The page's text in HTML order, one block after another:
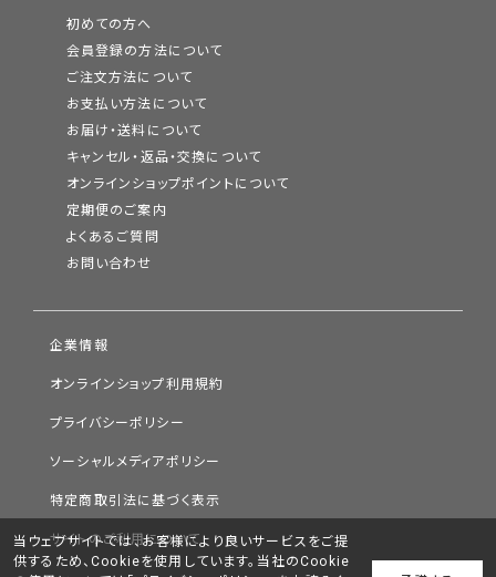
初めての方へ
会員登録の方法について
ご注文方法について
お支払い方法について
お届け・送料について
キャンセル・返品・交換について
オンラインショップポイントについて
定期便のご案内
よくあるご質問
お問い合わせ
企業情報
オンラインショップ利用規約
プライバシーポリシー
ソーシャルメディアポリシー
特定商取引法に基づく表示
サイトのご利用について
当ウェブサイトでは、お客様により良いサービスをご提
供するため、Cookieを使用しています。当社のCookie